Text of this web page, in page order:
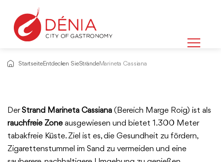
StartseiteEntdecken SieSträndeMarineta Cassiana
DerStrand Marineta Cassiana (Bereich Marge Roig) ist als
rauchfreie Zone ausgewiesen und bietet 1.300 Meter
tabakfreie Küste. Ziel ist es, die Gesundheit zu fördern,
Zigarettenstummel im Sand zu vermeiden und eine